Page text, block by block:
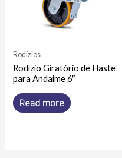
Rodízios
Rodízio Giratório de Haste
para Andaime 6″
Read more